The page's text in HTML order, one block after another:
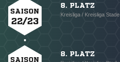
SAISON
22/23
8. PLATZ
Kreisliga / Kreisliga Stade
SAISON
8. PLATZ